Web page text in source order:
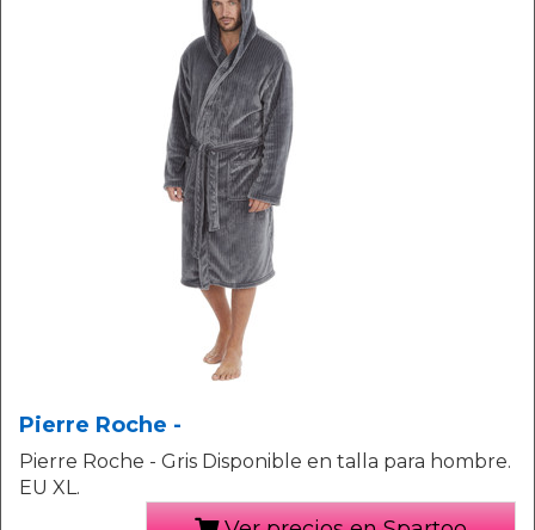
Pierre Roche -
Pierre Roche - Gris Disponible en talla para hombre.
EU XL.